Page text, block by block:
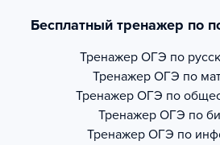
Бесплатный тренажер по
Тренажер ОГЭ по
Тренажер ОГЭ по
Тренажер ОГЭ по
Тренажер ОГЭ по
Тренажер ОГЭ по